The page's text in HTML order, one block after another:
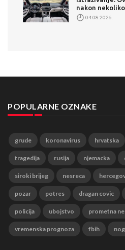
nakon
04.08.2026.
POPULARNE OZNAKE
grude koronavirus hrvatska
tragedija rusija njemacka
siroki brijeg nesreca
pozar potres dragan covic
policija ubojstvo prometna
vremenska prognoza fbih